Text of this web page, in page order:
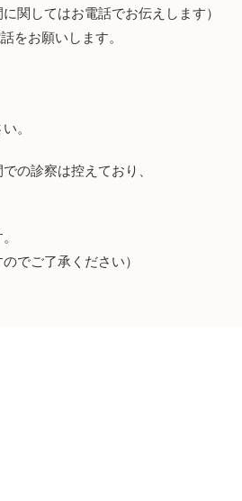
関してはお電話でお伝えします）
をお願いします。
。
の診察は控えており、
でご了承ください）